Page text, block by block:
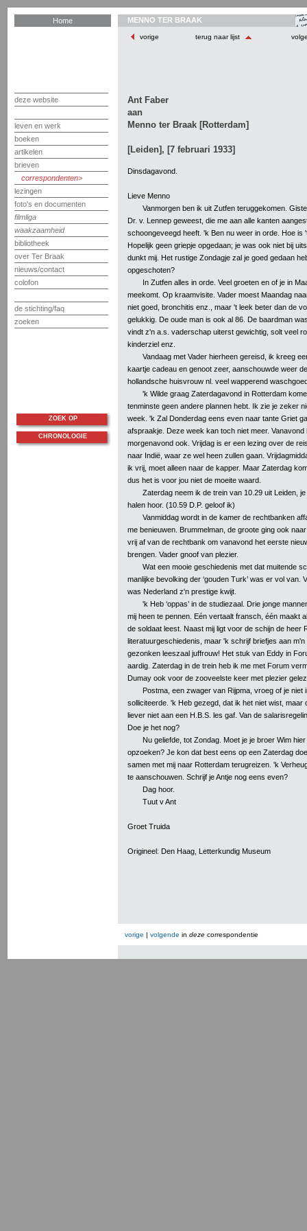
Home
deze website
leven en werk
boeken
artikelen
brieven
correspondenten
lezingen
foto's en documenten
filmliga
waakzaamheid
bibliotheek
over Ter Braak
nieuws/contact
colofon
de stichting/faq
zoeken
MENNO TER BRAAK
vorige terug naar lijst
Ant Faber
aan
Menno ter Braak [Rotterdam]
[Leiden], [7 februari 1933]
Dinsdagavond.
Lieve Menno
Vanmorgen ben ik uit Zutfen teruggekomen.
Dr. v. Lennep geweest, die me aan alle kanten
schoongeveegd heeft. 'k Ben nu weer in orde. Hoe is
Hopelijk geen griepje opgedaan; je was ook niet bij
dunkt mij. Het rustige Zondagje zal je goed gedaan
opgeschoten?
In Zutfen alles in orde. Veel groeten en of je in
meekomt. Op kraamvisite. Vader moest Maandag
niet goed, bronchitis enz., maar 't leek beter dan de
gelukkig. De oude man is ook al 86. De baardman
vindt z'n a.s. vaderschap uiterst gewichtig, solt veel
kinderziel enz.
Vandaag met Vader hierheen gereisd, ik kreeg
kaartje cadeau en genoot zeer, aanschouwde weer
hollandsche huisvrouw nl. veel wapperend
'k Wilde graag Zaterdagavond in Rotterdam
tenminste geen andere plannen hebt. Ik zie je zeker
week. 'k Zal Donderdag eens even naar tante Griet
afspraakje. Deze week kan toch niet meer. Vanavond
morgenavond ook. Vrijdag is er een lezing over de
naar Indië, waar ze wel heen zullen gaan.
ik vrij, moet alleen naar de kapper. Maar Zaterdag
dus het is voor jou niet de moeite waard.
Zaterdag neem ik de trein van 10.29 uit Leiden,
halen hoor. (10.59 D.P. geloof ik)
Vanmiddag wordt in de kamer de rechtbanken
me benieuwen. Brummelman, de groote ging ook
vrij af van de rechtbank om vanavond het eerste
brengen. Vader gnoof van plezier.
Wat een mooie geschiedenis met dat muitende
manlijke bevolking der ‘gouden Turk’ was er vol van.
was Nederland z'n prestige kwijt.
'k Heb ‘oppas’ in de studiezaal. Drie jonge
mij heen te pennen. Eén vertaalt fransch, één maakt
de soldaat leest. Naast mij ligt voor de schijn de heer
literatuurgeschiedenis, maar 'k schrijf briefjes aan m'n
gezonken leeszaal juffrouw! Het stuk van Eddy in
aardig. Zaterdag in de trein heb ik me met Forum
Dumay ook voor de zooveelste keer met plezier
Postma, een zwager van Rijpma, vroeg of je niet
solliciteerde. 'k Heb gezegd, dat ik het niet wist, maar
liever niet aan een H.B.S. les gaf. Van de
Doe je het nog?
Nu geliefde, tot Zondag. Moet je je broer Wim
opzoeken? Je kon dat best eens op een Zaterdag
samen met mij naar Rotterdam terugreizen. 'k
te aanschouwen. Schrijf je Antje nog eens even?
Dag hoor.
Tuut v Ant
Groet Truida
Origineel: Den Haag, Letterkundig Museum
vorige | volgende in deze correspondentie
ZOEK OP
CHRONOLOGIE